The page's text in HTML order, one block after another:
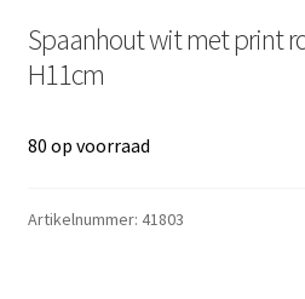
Spaanhout wit met print
H11cm
80 op voorraad
Artikelnummer: 41803